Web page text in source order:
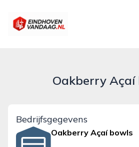
eindhovenvandaag.nl
Oakberry Açaí
Bedrijfsgegevens
Oakberry Açaí bowls